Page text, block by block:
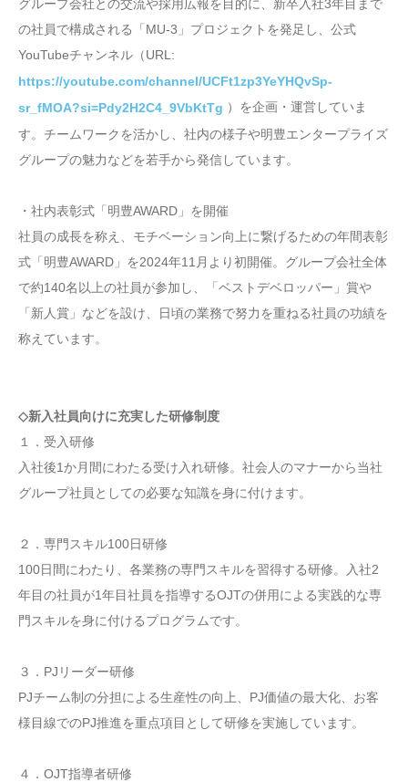
グループ会社との交流や採用広報を目的に、新卒入社3年目まで
の社員で構成される「MU-3」プロジェクトを発足し、公式
YouTubeチャンネル（URL:
https://youtube.com/channel/UCFt1zp3YeYHQvSp-
sr_fMOA?si=Pdy2H2C4_9VbKtTg ）を企画・運営していま
す。チームワークを活かし、社内の様子や明豊エンタープライズ
グループの魅力などを若手から発信しています。
・社内表彰式「明豊AWARD」を開催
社員の成長を称え、モチベーション向上に繋げるための年間表彰
式「明豊AWARD」を2024年11月より初開催。グループ会社全体
で約140名以上の社員が参加し、「ベストデベロッパー」賞や
「新人賞」などを設け、日頃の業務で努力を重ねる社員の功績を
称えています。
◇新入社員向けに充実した研修制度
１．受入研修
入社後1か月間にわたる受け入れ研修。社会人のマナーから当社
グループ社員としての必要な知識を身に付けます。
２．専門スキル100日研修
100日間にわたり、各業務の専門スキルを習得する研修。入社2
年目の社員が1年目社員を指導するOJTの併用による実践的な専
門スキルを身に付けるプログラムです。
３．PJリーダー研修
PJチーム制の分担による生産性の向上、PJ価値の最大化、お客
様目線でのPJ推進を重点項目として研修を実施しています。
４．OJT指導者研修